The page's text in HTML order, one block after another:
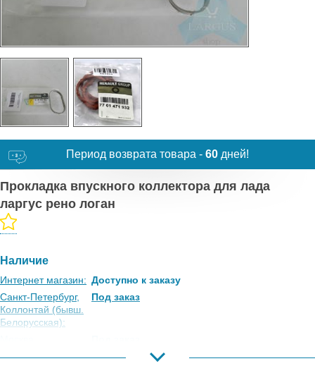
Период возврата товара - 60 дней!
Прокладка впускного коллектора для лада
ларгус рено логан
Наличие
Интернет магазин: Доступно к заказу
Санкт-Петербург,
Коллонтай (бывш.
Белорусская):
Под заказ